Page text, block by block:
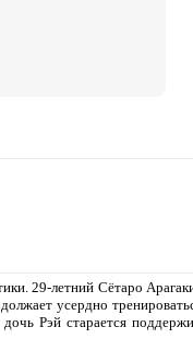
29-летний Сётаро
усердно
Рэй старается